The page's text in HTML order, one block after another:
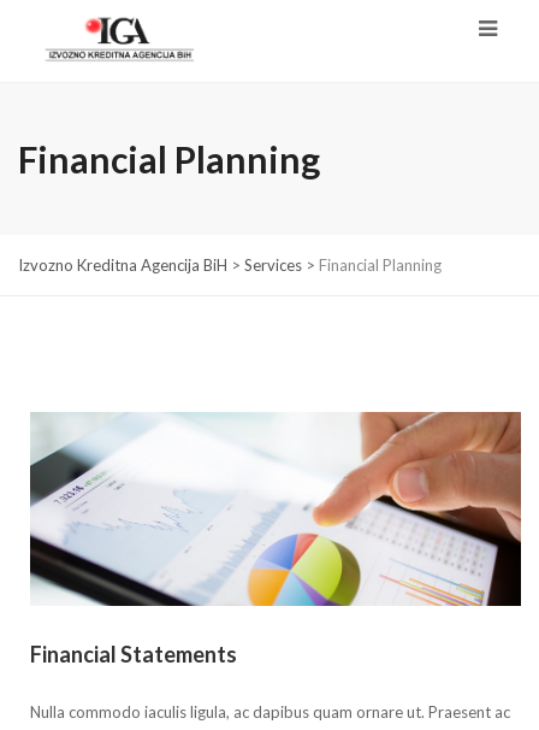
Financial Planning
Izvozno Kreditna Agencija BiH > Services > Financial Planning
Financial Statements
Nulla commodo iaculis ligula, ac dapibus quam ornare ut. Praesent ac